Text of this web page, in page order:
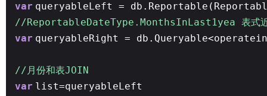
var queryableLeft =
//ReportableDateType.MonthsInLast1yea 表式近
var queryableRight =
//月份和表JOIN
var list=queryableLeft